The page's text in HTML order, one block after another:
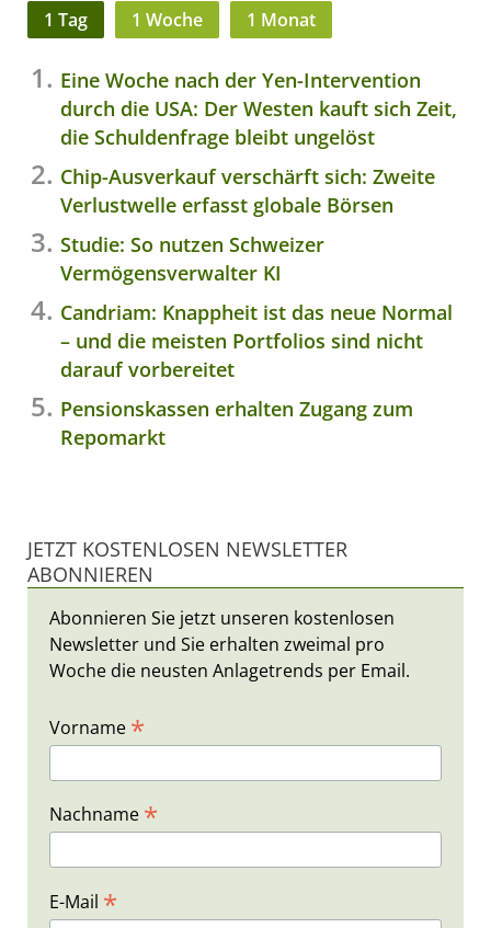
1 Tag 1 Woche 1 Monat
Eine Woche nach der Yen-Intervention
durch die USA: Der Westen kauft sich Zeit,
die Schuldenfrage bleibt ungelöst
Chip-Ausverkauf verschärft sich: Zweite
Verlustwelle erfasst globale Börsen
Studie: So nutzen Schweizer
Vermögensverwalter KI
Candriam: Knappheit ist das neue Normal
– und die meisten Portfolios sind nicht
darauf vorbereitet
Pensionskassen erhalten Zugang zum
Repomarkt
JETZT KOSTENLOSEN NEWSLETTER
ABONNIEREN
Abonnieren Sie jetzt unseren kostenlosen
Newsletter und Sie erhalten zweimal pro
Woche die neusten Anlagetrends per Email.
Vorname *
Nachname *
E-Mail *